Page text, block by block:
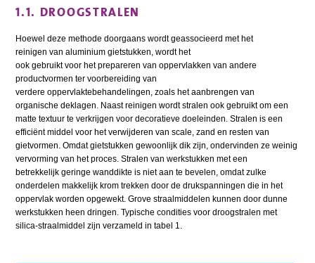
1.1. DROOGSTRALEN
Hoewel deze methode doorgaans wordt geassocieerd met het
reinigen van aluminium gietstukken, wordt het
ook gebruikt voor het prepareren van oppervlakken van andere
productvormen ter voorbereiding van
verdere oppervlaktebehandelingen, zoals het aanbrengen van
organische deklagen. Naast reinigen wordt stralen ook gebruikt om een
matte textuur te verkrijgen voor decoratieve doeleinden. Stralen is een
efficiënt middel voor het verwijderen van scale, zand en resten van
gietvormen. Omdat gietstukken gewoonlijk dik zijn, ondervinden ze weinig
vervorming van het proces. Stralen van werkstukken met een
betrekkelijk geringe wanddikte is niet aan te bevelen, omdat zulke
onderdelen makkelijk krom trekken door de drukspanningen die in het
oppervlak worden opgewekt. Grove straalmiddelen kunnen door dunne
werkstukken heen dringen. Typische condities voor droogstralen met
silica-straalmiddel zijn verzameld in tabel 1.